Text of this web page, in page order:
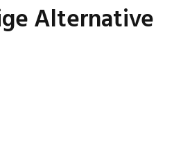
Alternative